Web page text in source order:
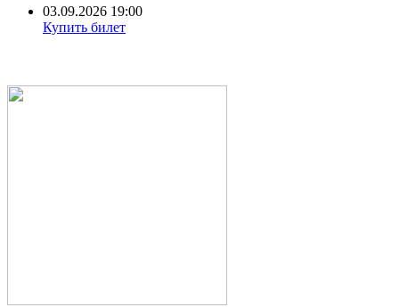
03.09.2026 19:00
Купить билет